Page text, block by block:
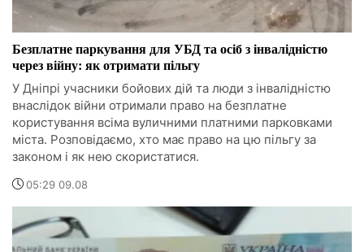
Безплатне паркування для УБД та осіб з інвалідністю
через війну: як отримати пільгу
У Дніпрі учасники бойових дій та люди з інвалідністю
внаслідок війни отримали право на безплатне
користування всіма вуличними платними парковками
міста. Розповідаємо, хто має право на цю пільгу за
законом і як нею скористатися.
05:29 09.08